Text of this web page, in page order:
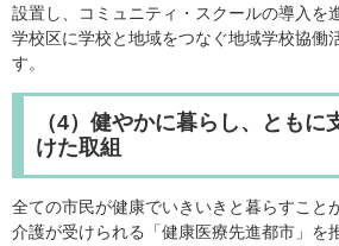
設置し、コミュニティ・スクールの導入を
学校区に学校と地域をつなぐ地域学校協働
す。
（4）健やかに暮らし、ともに
けた取組
全ての市民が健康でいきいきと暮らすこと
介護が受けられる「健康医療先進都市」を